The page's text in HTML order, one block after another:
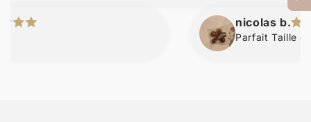
nicolas b.
Parfait Taille et